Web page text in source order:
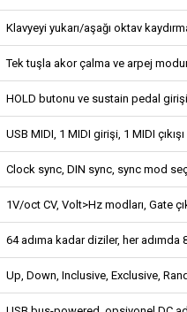
Klavyeyi yukarı/aşağı oktav
Tek tuşla akor çalma ve arpej
HOLD butonu ve sustain pedal girişi
USB MIDI, 1 MIDI girişi, 1 MIDI çıkışı
Clock sync, DIN sync, sync mod
1V/oct CV, Volt>Hz modları, Gate
64 adıma kadar diziler, her
Up, Down, Inclusive, Exclusive,